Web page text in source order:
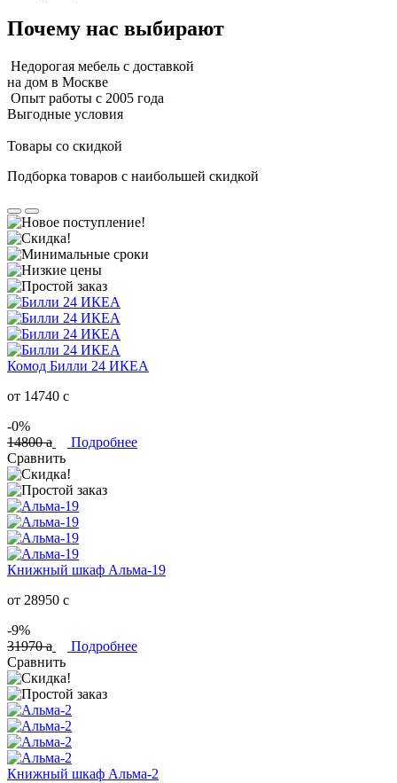
Почему нас выбирают
Недорогая мебель с доставкой
на дом в Москве
Опыт работы с 2005 года
Выгодные условия
Товары со скидкой
Подборка товаров с наибольшей скидкой
Комод Билли 24 ИКЕА
от 14740 c
-0%
14800a
Подробнее
Сравнить
Книжный шкаф Альма-19
от 28950 c
-9%
31970a
Подробнее
Сравнить
Книжный шкаф Альма-2